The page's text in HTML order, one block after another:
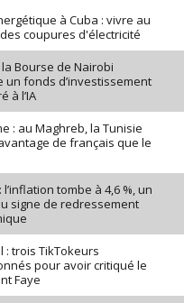
à Cuba : vivre au
coupures d'électricité
Bourse de Nairobi
un fonds d’investissement
à l’IA
: au Maghreb, la Tunisie
de français que le
l’inflation tombe à 4,6 %, un
signe de redressement
: trois TikTokeurs
pour avoir critiqué le
Faye